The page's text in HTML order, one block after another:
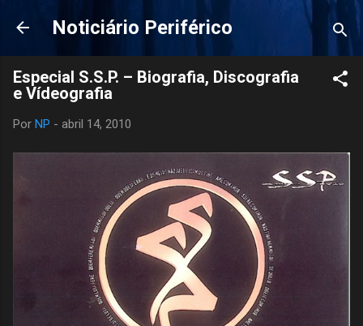
Pular para o conteúdo principal
Noticiário Periférico
Especial S.S.P. – Biografia, Discografia
e Vídeografia
Por NP - abril 14, 2010